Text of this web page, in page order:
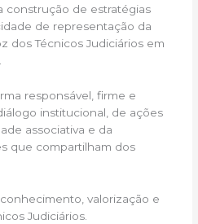
construção de estratégias
de representação da
dos Técnicos Judiciários em
responsável, firme e
institucional, de ações
associativa e da
que compartilham dos
valorização e
Judiciários.